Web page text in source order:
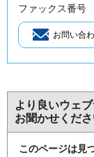
ファックス番
より良いウェ
お聞かせくだ
このページは見